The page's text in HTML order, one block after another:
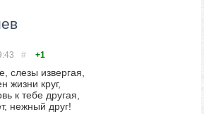
# +1
слезы извергая,
жизни круг,
к тебе другая,
нежный друг!